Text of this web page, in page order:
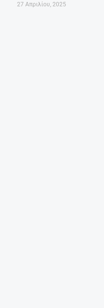
27 Απριλίου, 2025